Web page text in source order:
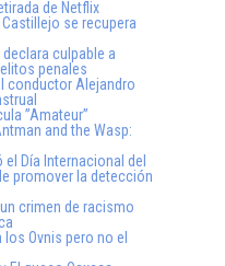
de Netflix
se recupera
culpable a
penales
conductor Alejandro
”Amateur”
and the Wasp:
Día Internacional del
promover la detección
crimen de racismo
Ovnis pero no el